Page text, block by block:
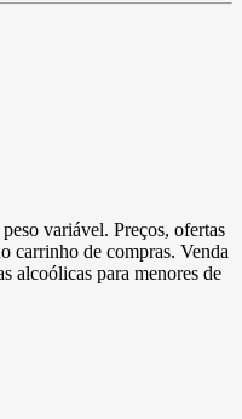
variável. Preços, ofertas
carrinho de compras. Venda
alcoólicas para menores de